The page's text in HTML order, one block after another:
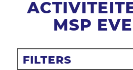
MSP
FILTERS